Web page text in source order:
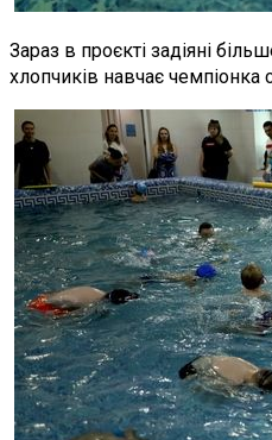
Зараз в проєкті задіяні
хлопчиків навчає чемпіонка